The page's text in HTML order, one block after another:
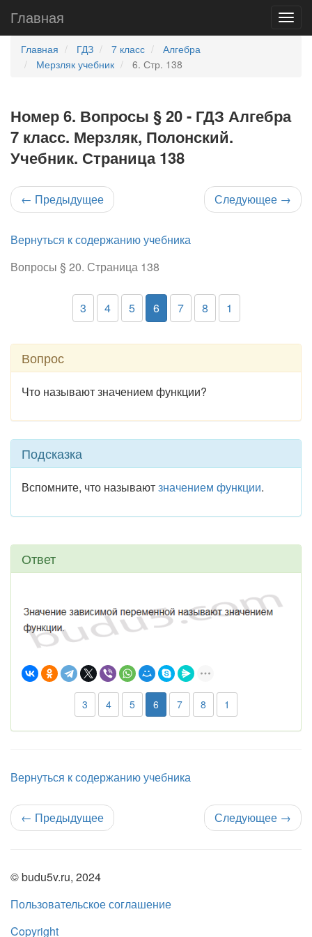
Главная
Главная ГДЗ 7 класс
Алгебра
Мерзляк учебник
6. Стр. 138
Номер 6. Вопросы § 20 - ГДЗ Алгебра
7 класс. Мерзляк, Полонский.
Учебник. Страница 138
← Предыдущее Следующее →
Вернуться к содержанию учебника
Вопросы § 20. Страница 138
3 4 5 6 7 8 1
Вопрос
Что называют значением функции?
Подсказка
Вспомните, что называютзначением функции.
Ответ
3 4 5 6 7 8 1
Вернуться к содержанию учебника
← Предыдущее Следующее →
© budu5v.ru, 2024
Пользовательское соглашение
Copyright